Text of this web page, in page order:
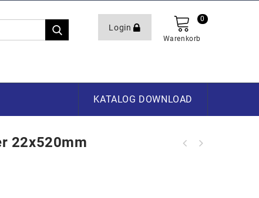
Login
Warenkorb
0
KATALOG DOWNLOAD
22x520mm